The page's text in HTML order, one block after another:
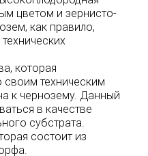
цветом и зернисто-
как правило,
которая
своим техническим
к чернозему. Данный
в качестве
субстрата.
состоит из